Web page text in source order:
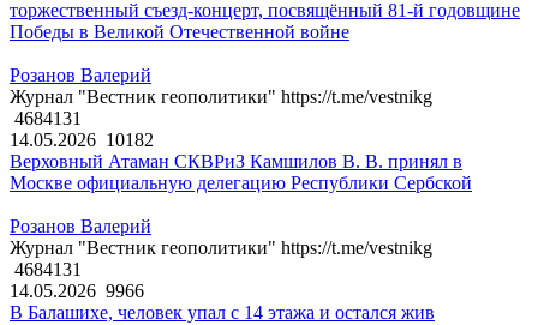
торжественный съезд-концерт, посвящённый 81-й годовщине
Победы в Великой Отечественной войне
Розанов Валерий
Журнал "Вестник геополитики" https://t.me/vestnikg
4684131
14.05.2026 10182
Верховный Атаман СКВРиЗ Камшилов В. В. принял в
Москве официальную делегацию Республики Сербской
Розанов Валерий
Журнал "Вестник геополитики" https://t.me/vestnikg
4684131
14.05.2026 9966
В Балашихе, человек упал с 14 этажа и остался жив